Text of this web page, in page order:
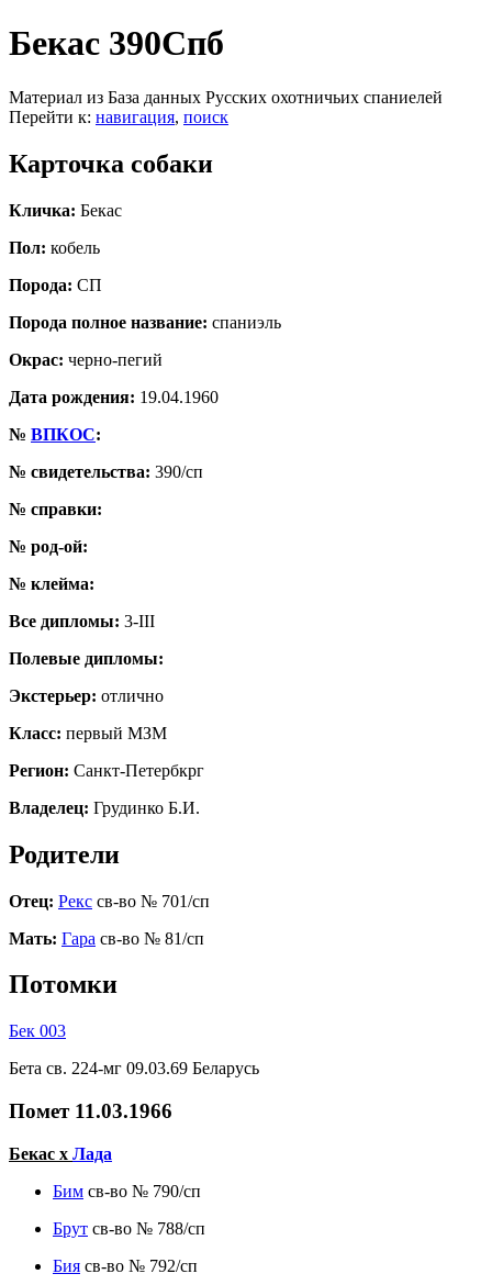
Бекас 390Спб
Материал из База данных Русских охотничьих спаниелей
Перейти к: навигация, поиск
Карточка собаки
Кличка: Бекас
Пол: кобель
Порода: СП
Порода полное название: спаниэль
Окрас: черно-пегий
Дата рождения: 19.04.1960
№ ВПКОС:
№ свидетельства: 390/сп
№ справки:
№ род-ой:
№ клейма:
Все дипломы: 3-III
Полевые дипломы:
Экстерьер: отлично
Класс: первый МЗМ
Регион: Санкт-Петербкрг
Владелец: Грудинко Б.И.
Родители
Отец: Рекс св-во № 701/сп
Мать: Гара св-во № 81/сп
Потомки
Бек 003
Бета св. 224-мг 09.03.69 Беларусь
Помет 11.03.1966
Бекас х Лада
Бим св-во № 790/сп
Брут св-во № 788/сп
Бия св-во № 792/сп